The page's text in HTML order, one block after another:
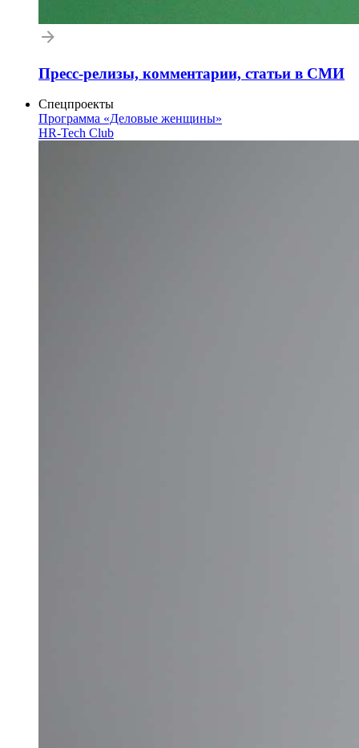
Пресс-релизы, комментарии, статьи в СМИ
Спецпроекты
Программа «Деловые женщины»
HR-Tech Club